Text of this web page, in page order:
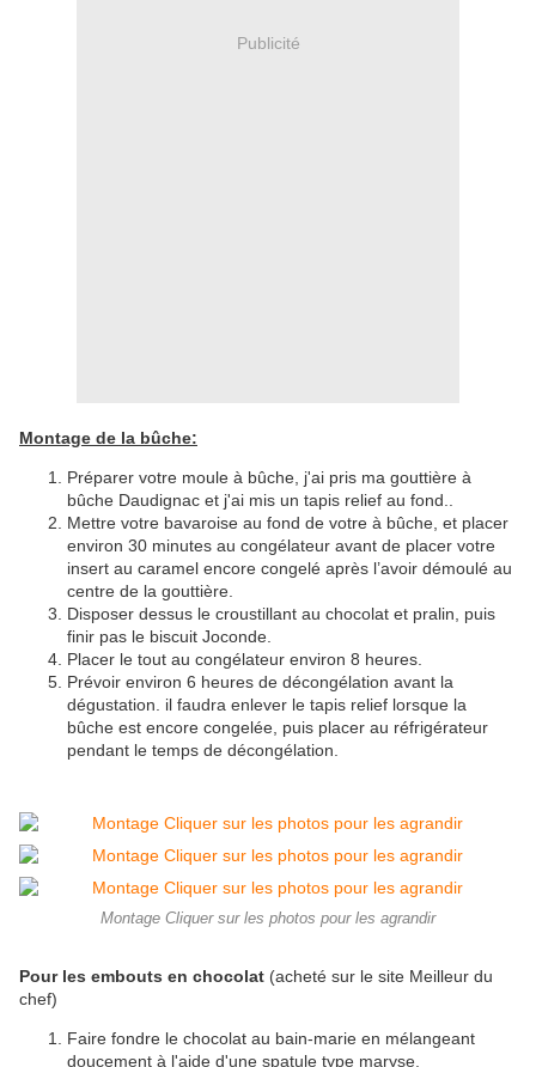
Publicité
Montage de la bûche:
Préparer votre moule à bûche, j'ai pris ma gouttière à
bûche Daudignac et j'ai mis un tapis relief au fond..
Mettre votre bavaroise au fond de votre à bûche, et placer
environ 30 minutes au congélateur avant de placer votre
insert au caramel encore congelé après l’avoir démoulé au
centre de la gouttière.
Disposer dessus le croustillant au chocolat et pralin, puis
finir pas le biscuit Joconde.
Placer le tout au congélateur environ 8 heures.
Prévoir environ 6 heures de décongélation avant la
dégustation. il faudra enlever le tapis relief lorsque la
bûche est encore congelée, puis placer au réfrigérateur
pendant le temps de décongélation.
Montage Cliquer sur les photos pour les agrandir
Pour les embouts en chocolat (acheté sur le site Meilleur du
chef)
Faire fondre le chocolat au bain-marie en mélangeant
doucement à l'aide d'une spatule type maryse.